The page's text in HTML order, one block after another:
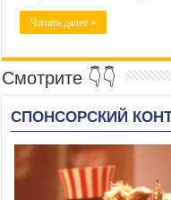
Читать далее »
Смотрите 👇👇